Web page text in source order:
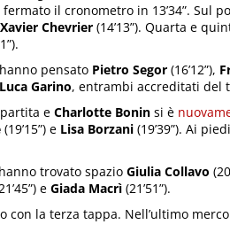
fermato il cronometro in 13’34”. Sul
Xavier Chevrier (14’13”). Quarta e
pensato Pietro Segor (16’12”),
Luca Garino, entrambi accreditati del
e Charlotte Bonin si è
(19’15”) e Lisa Borzani (19’39”). Ai
trovato spazio Giulia Collavo
e Giada Macrì (21’51”).
con la terza tappa. Nell’ultimo